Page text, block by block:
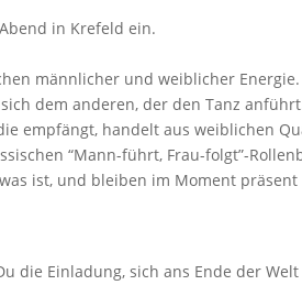
in Krefeld ein.
männlicher und weiblicher
dem anderen, der den Tanz
empfängt, handelt aus weiblichen
“Mann-führt, Frau-folgt”-
ist, und bleiben im Moment
die Einladung, sich ans Ende der